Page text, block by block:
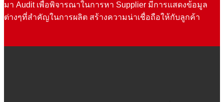
มา Audit เพื่อพิจารณาในการหา Supplier มีการแสดงข้อมูล
ต่างๆที่สำคัญในการผลิต สร้างความน่าเชื่อถือให้กับลูกค้า